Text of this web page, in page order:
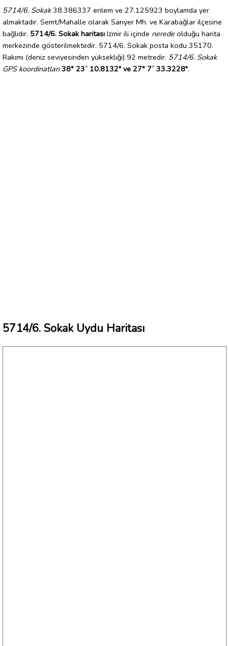
5714/6. Sokak38.386337 enlem ve 27.125923 boylamda yer
almaktadır. Semt/Mahalle olarak Sarıyer Mh. ve Karabağlar ilçesine
bağlıdır. 5714/6. Sokak haritası Izmir ili içinde nerede olduğu harita
merkezinde gösterilmektedir. 5714/6. Sokak posta kodu 35170.
Rakımı (deniz seviyesinden yüksekliği) 92 metredir. 5714/6. Sokak
GPS koordinatları 38° 23´ 10.8132" ve 27° 7´ 33.3228".
5714/6. Sokak Uydu Haritası